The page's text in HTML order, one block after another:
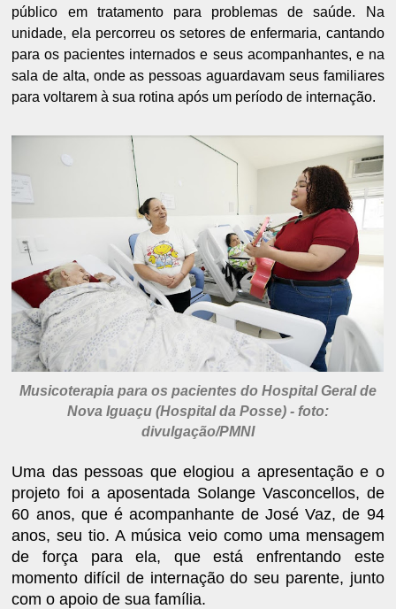
público em tratamento para problemas de saúde. Na
unidade, ela percorreu os setores de enfermaria, cantando
para os pacientes internados e seus acompanhantes, e na
sala de alta, onde as pessoas aguardavam seus familiares
para voltarem à sua rotina após um período de internação.
Musicoterapia para os pacientes do Hospital Geral de
Nova Iguaçu (Hospital da Posse) - foto:
divulgação/PMNI
Uma das pessoas que elogiou a apresentação e o
projeto foi a aposentada Solange Vasconcellos, de
60 anos, que é acompanhante de José Vaz, de 94
anos, seu tio. A música veio como uma mensagem
de força para ela, que está enfrentando este
momento difícil de internação do seu parente, junto
com o apoio de sua família.